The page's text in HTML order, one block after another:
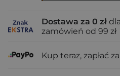
Dostawa za 0 zł dla
zamówień od 99 zł
Kup teraz, zapłać za